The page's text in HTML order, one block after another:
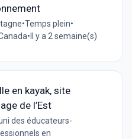
•Temps plein•
• Il y a 2 semaine(s)
en kayak, site
de l’Est
des éducateurs-
en